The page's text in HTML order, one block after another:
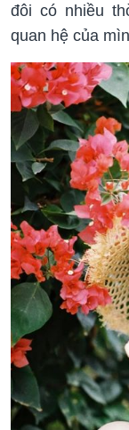
đôi có nhiều
quan hệ của